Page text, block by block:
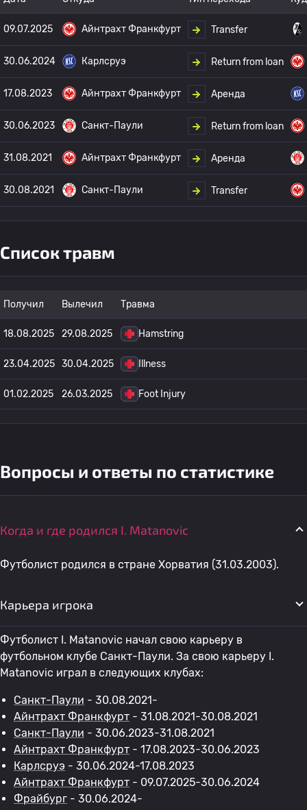
09.07.2025 Айнтрахт Франкфурт Transfer
30.06.2024 Карлсруэ Return from loan
17.08.2023 Айнтрахт Франкфурт Аренда
30.06.2023 Санкт-Паули Return from loan
31.08.2021 Айнтрахт Франкфурт Аренда
30.08.2021 Санкт-Паули Transfer
Список травм
Получил Вылечил Травма
18.08.2025 29.08.2025 Hamstring
23.04.2025 30.04.2025 Illness
01.02.2025 26.03.2025 Foot Injury
Вопросы и ответы по статистике
Когда и где родился I. Matanovic
Футболист родился в стране Хорватия (31.03.2003).
Карьера игрока
Футболист I. Matanovic начал свою карьеру в
футбольном клубе Санкт-Паули. За свою карьеру I.
Matanovic играл в следующих клубах:
Санкт-Паули - 30.08.2021-
Айнтрахт Франкфурт - 31.08.2021-30.08.2021
Санкт-Паули - 30.06.2023-31.08.2021
Айнтрахт Франкфурт - 17.08.2023-30.06.2023
Карлсруэ - 30.06.2024-17.08.2023
Айнтрахт Франкфурт - 09.07.2025-30.06.2024
Фрайбург - 30.06.2024-